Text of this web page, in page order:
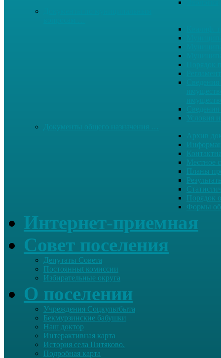
Архив
Местное
Планы
Порядок
Формы
Интернет-приемная
Совет поселения
Депутаты Совета
Постоянныt комиссии
Избирательные округа
О поселении
Учреждения Соцкультбыта
Бекмурзинские бабушки
Наш доктор
Интерактивная карта
История села Питяково.
Подробная карта